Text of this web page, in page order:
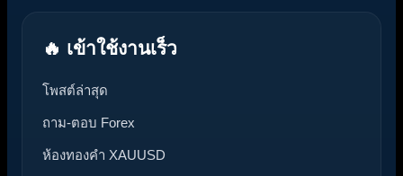
🔥 เข้าใช้งานเร็ว
โพสต์ล่าสุด
ถาม-ตอบ Forex
ห้องทองคำ XAUUSD